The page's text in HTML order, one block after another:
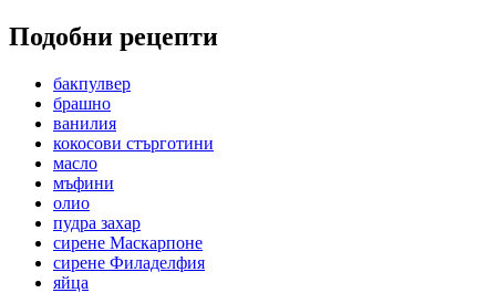
Подобни рецепти
бакпулвер
брашно
ванилия
кокосови стърготини
масло
мъфини
олио
пудра захар
сирене Маскарпоне
сирене Филаделфия
яйца